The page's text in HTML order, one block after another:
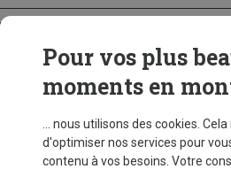
CRAMPONS
Pour vos plus
moments en
... nous utilisons des cookies.
d'optimiser nos services pour
contenu à vos besoins. Votre